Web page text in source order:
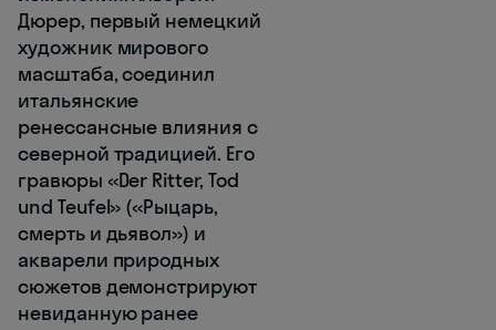
Дюрер, первый немецкий
художник мирового
масштаба, соединил
итальянские
ренессансные влияния с
северной традицией. Его
гравюры «Der Ritter, Tod
und Teufel» («Рыцарь,
смерть и дьявол») и
акварели природных
сюжетов демонстрируют
невиданную ранее